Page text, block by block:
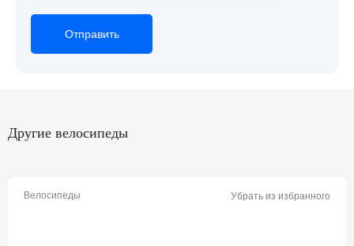
Отправить
Отправить
Отправить
Другие велосипеды
Велосипеды Убрать из избранного